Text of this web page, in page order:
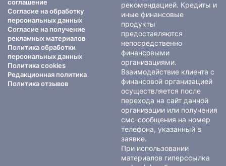
соглашение
Согласие на обработку
персональных данных
Согласие на получение
рекламных материалов
Политика обработки
персональных данных
Политика cookies
Редакционная политика
Политика отзывов
рекомендацией. Кредиты и
иные финансовые
продукты
предоставляются
непосредственно
финансовыми
организациями.
Взаимодействие клиента с
финансовой организацией
осуществляется после
перехода на сайт данной
организации или получения
смс-сообщения на номер
телефона, указанный в
заявке.
При использовании
материалов гиперссылка